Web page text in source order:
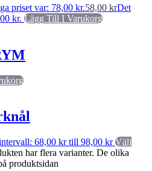
priset var: 78,00 kr.58,00 krDet
kr. Lägg Till I Varukorg
68,00 kr till 98,00 kr Välj
har flera varianter. De olika
produktsidan